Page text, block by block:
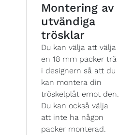
Montering av
utvändiga
trösklar
Du kan välja att välja
en 18 mm packer trä
i designern så att du
kan montera din
tröskelplåt emot den.
Du kan också välja
att inte ha någon
packer monterad.